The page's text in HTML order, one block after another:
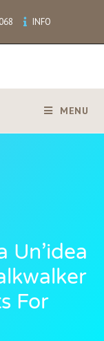
INFO
MENU
Un’idea
For